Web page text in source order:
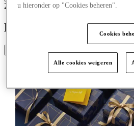
28-10-25
Het Perfecte Cadeau
u hieronder op "Cookies beheren".
Cookies
Alle cookies weigeren